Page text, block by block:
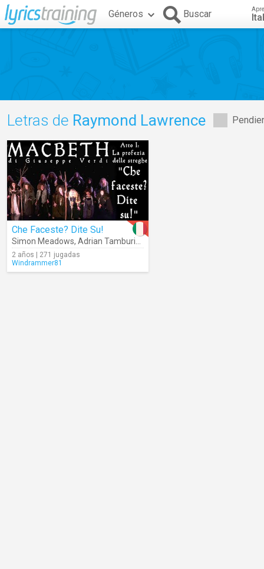
Géneros Buscar
Letras de Raymond Lawrence
Che Faceste? Dite Su!
Simon Meadows, Adrian Tamburini
2 años | 271 jugadas
Windrammer81